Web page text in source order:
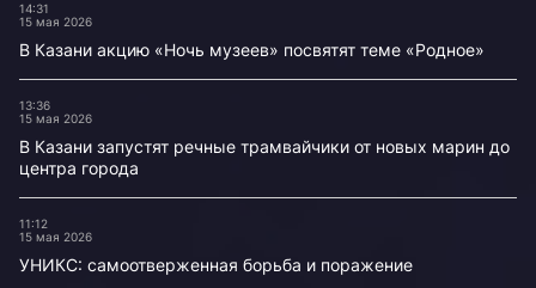
14:31
15 мая 2026
В Казани акцию «Ночь музеев» посвятят теме «Родное»
13:36
15 мая 2026
В Казани запустят речные трамвайчики от новых марин до
центра города
11:12
15 мая 2026
УНИКС: самоотверженная борьба и поражение